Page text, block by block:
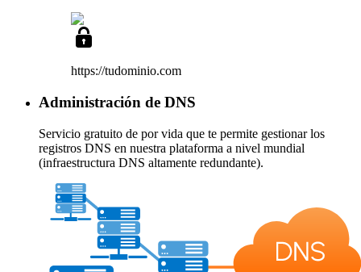
https://tudominio.com
Administración de DNS
Servicio gratuito de por vida que te permite gestionar los
registros DNS en nuestra plataforma a nivel mundial
(infraestructura DNS altamente redundante).